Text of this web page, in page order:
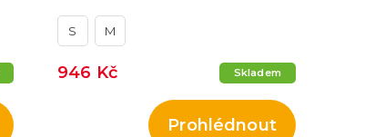
S M
946 Kč Skladem
Prohlédnout